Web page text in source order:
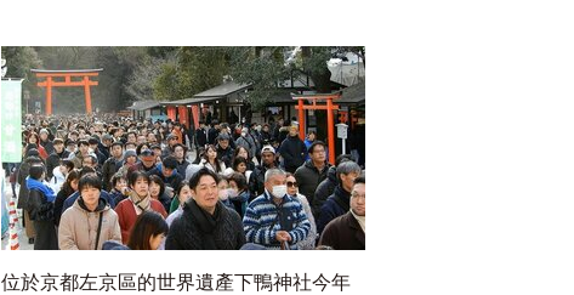
位於京都左京區的世界遺產下鴨神社今年